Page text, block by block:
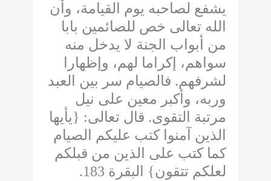
يشفع لصاحبه يوم القيامة، وأن
الله تعالى خص للصائمين بابا
من أبواب الجنة لا يدخل منه
سواهم، إكراما لهم، وإظهارا
لشرفهم. فالصيام سر بين العبد
وربه، وأكبر معين على نيل
مرتبة التقوى. قال تعالى: {يأيها
الذين آمنوا كتب عليكم الصيام
كما كتب على الذين من قبلكم
لعلكم تتقون} البقرة 183.